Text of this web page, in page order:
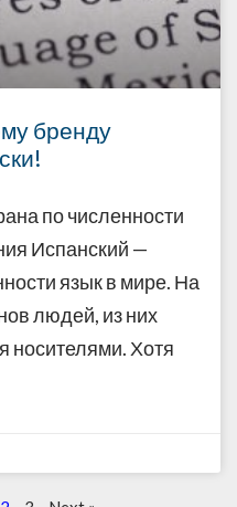
бренду
по численности
Испанский —
язык в мире. На
людей, из них
носителями. Хотя